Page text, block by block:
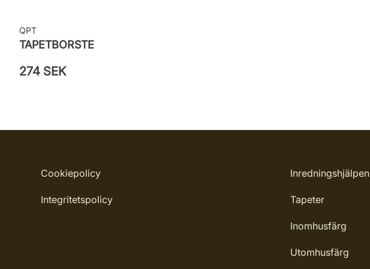
QPT
TAPETBORSTE
274 SEK
Cookiepolicy
Integritetspolicy
Inredningshjälpen
Tapeter
Inomhusfärg
Utomhusfärg